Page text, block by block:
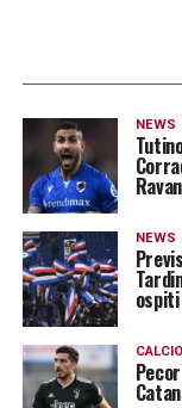
NEWS
NEWS